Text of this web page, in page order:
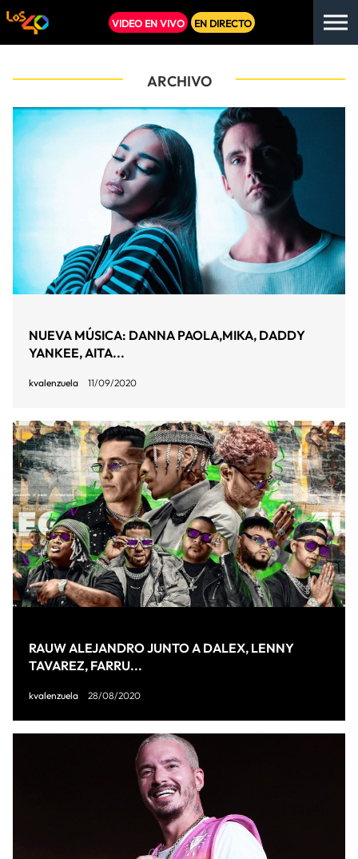
VIDEO EN VIVO EN DIRECTO
ARCHIVO
NUEVA MÚSICA: DANNA PAOLA,MIKA, DADDY
YANKEE, AITA...
kvalenzuela 11/09/2020
RAUW ALEJANDRO JUNTO A DALEX, LENNY
TAVAREZ, FARRU...
kvalenzuela 28/08/2020